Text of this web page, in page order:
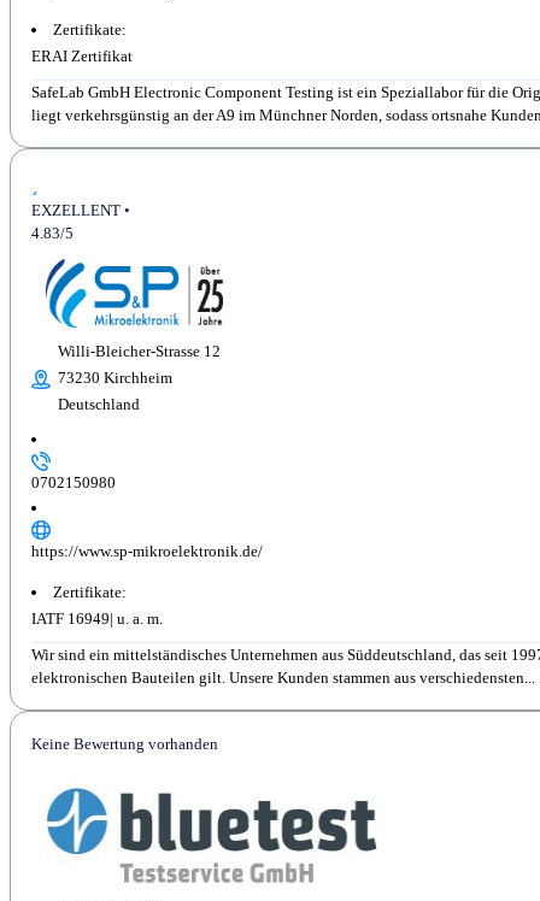
Zertifikate:
ERAI Zertifikat
SafeLab GmbH Electronic Component Testing ist ein Speziallabor für die
liegt verkehrsgünstig an der A9 im Münchner Norden, sodass ortsnahe
Willi-Bleicher-Strasse 12
73230 Kirchheim
Deutschland
0702150980
https://www.sp-mikroelektronik.de/
Zertifikate:
IATF 16949
Wir sind ein mittelständisches Unternehmen aus Süddeutschland, das seit
elektronischen Bauteilen gilt. Unsere Kunden stammen aus verschiedensten...
EXZELLENT •
4.83/5
Keine Bewertung vorhanden